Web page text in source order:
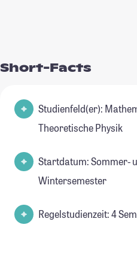
Short-Facts
Studienfeld(er): Mathematik,
Theoretische Physik
Startdatum: Sommer-
Wintersemester
Regelstudienzeit: 4